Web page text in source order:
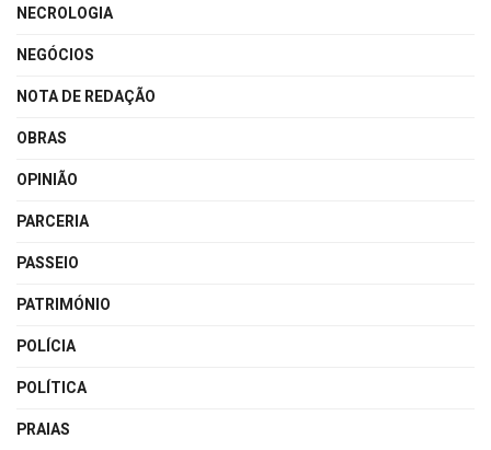
NECROLOGIA
NEGÓCIOS
NOTA DE REDAÇÃO
OBRAS
OPINIÃO
PARCERIA
PASSEIO
PATRIMÓNIO
POLÍCIA
POLÍTICA
PRAIAS